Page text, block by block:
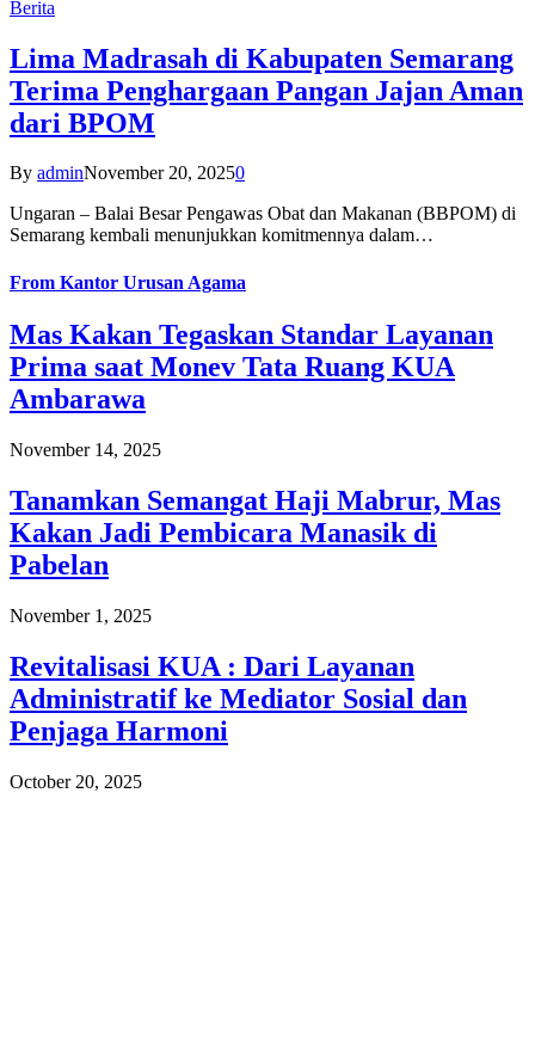
Berita
Lima Madrasah di Kabupaten Semarang
Terima Penghargaan Pangan Jajan Aman
dari BPOM
By adminNovember 20, 20250
Ungaran – Balai Besar Pengawas Obat dan Makanan (BBPOM) di
Semarang kembali menunjukkan komitmennya dalam…
From Kantor Urusan Agama
Mas Kakan Tegaskan Standar Layanan
Prima saat Monev Tata Ruang KUA
Ambarawa
November 14, 2025
Tanamkan Semangat Haji Mabrur, Mas
Kakan Jadi Pembicara Manasik di
Pabelan
November 1, 2025
Revitalisasi KUA : Dari Layanan
Administratif ke Mediator Sosial dan
Penjaga Harmoni
October 20, 2025